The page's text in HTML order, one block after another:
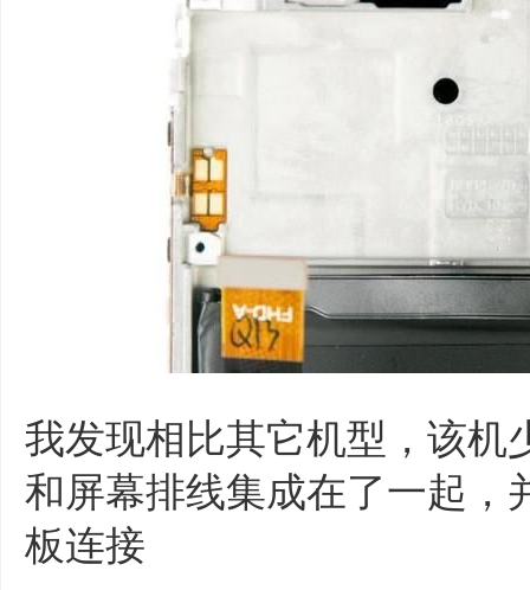
我发现相比其它机型，该机
和屏幕排线集成在了一起，
板连接